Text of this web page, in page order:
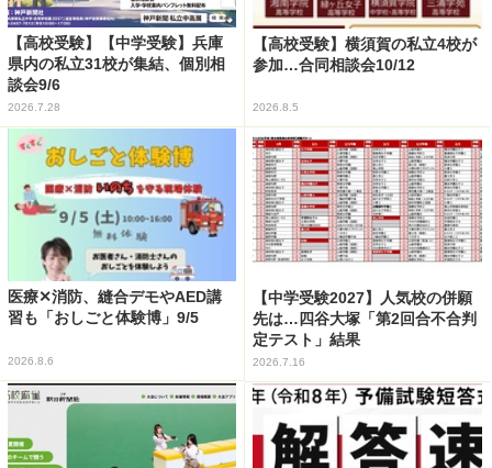
【高校受験】【中学受験】兵庫
県内の私立31校が集結、個別相
談会9/6
2026.7.28
【高校受験】横須賀の私立4校が
参加…合同相談会10/12
2026.8.5
医療✕消防、縫合デモやAED講
習も「おしごと体験博」9/5
2026.8.6
【中学受験2027】人気校の併願
先は…四谷大塚「第2回合不合判
定テスト」結果
2026.7.16